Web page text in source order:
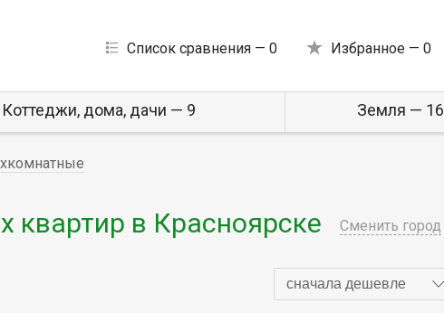
Список сравнения — 0 Избранное — 0
Коттеджи, дома, дачи — 9 Земля — 16
в Красноярске Сменить город
сначала дешевле